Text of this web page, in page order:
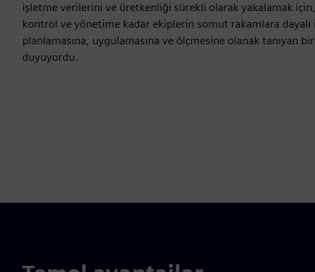
işletme verilerini ve üretkenliği sürekli olarak yakalamak
kontrol ve yönetime kadar ekiplerin somut rakamlara
planlamasına, uygulamasına ve ölçmesine olanak tanıyan
duyuyordu.